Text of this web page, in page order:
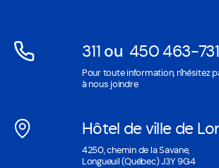
311Ouvre
dans
fenêtre
ou 450 463-Ouvre
dans
fenêtre
Pour toute information, n'hésitez
à nous joindre
Hôtel de ville de
Ouvre
dans
4250, chemin de la Savane,
Longueuil (Québec) J3Y 9G4